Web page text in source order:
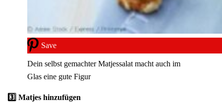
Save
Dein selbst gemachter Matjessalat macht auch im
Glas eine gute Figur
3️⃣ Matjes hinzufügen